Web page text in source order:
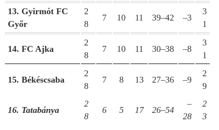
13. Gyirmót FC
Győr
2
8
7 10 11 39–42 –3
3
1
14. FC Ajka
2
8
7 10 11 30–38 –8
3
1
15. Békéscsaba
2
8
7 8 13 27–36 –9
2
9
16. Tatabánya
2
8
6 5 17 26–54
–
28
2
3